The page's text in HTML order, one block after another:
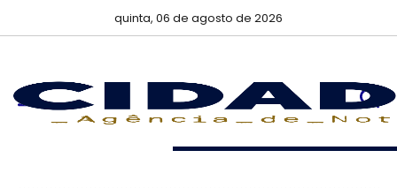
quinta, 06 de agosto de 2026